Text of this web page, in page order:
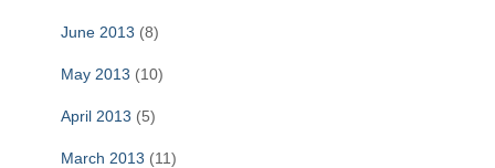
June 2013 (8)
May 2013 (10)
April 2013 (5)
March 2013 (11)